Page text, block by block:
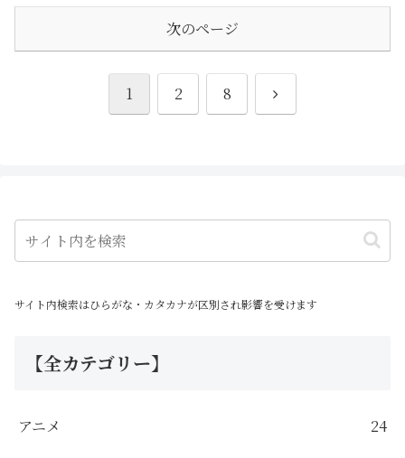
1BOXの封入率は均等（各種
ズ初の変形能力（ヒューマン⇔
アニマル）を有した事で当時は
話題となりました。まさにヴァ
リアブル（可変）を体現してい
次のページ
1 2 8
次
サイト内検索はひらがな・カタカナが区別され影響を受けます
【全カテゴリー】
アニメ 24